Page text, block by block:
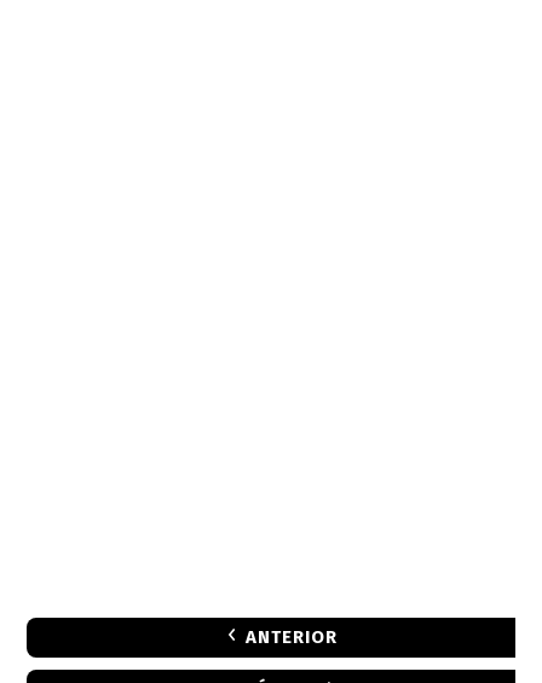
ANTERIOR